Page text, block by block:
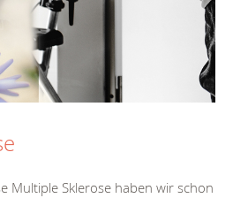
Multiple Sklerose haben wir schon